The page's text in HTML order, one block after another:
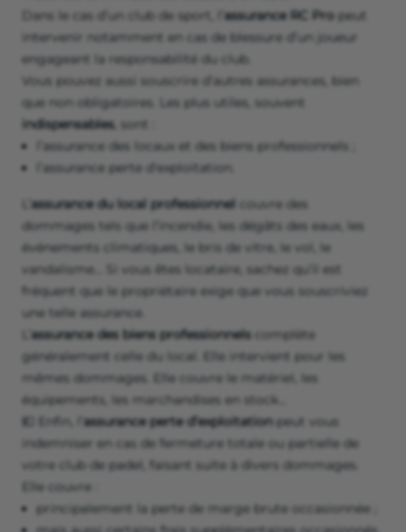
Dans le cas d’un club de sport, l’ assurance RC Pro peut
intervenir notamment en cas de blessure d’un joueur
engageant la responsabilité du club.
Vous pouvez aussi souscrire d’autres assurances, bien
que non obligatoires. Les plus utiles, souvent
indispensables, sont :
l’assurance des locaux et des biens professionnels ;
l’assurance perte d'exploitation.
assurance du local professionnel couvre des
dommages tels que l’incendie, les dégâts des eaux, les
événements climatiques, le bris de vitre, le vol, le
vandalisme… Si vous êtes locataire, sachez qu’il est
fréquent que le propriétaire exige que vous souscriviez
une telle assurance.
assurance des biens professionnels complète
généralement celle du local. Elle intervient pour les
mêmes dommages. Elle couvre le matériel, les
équipements, les marchandises en stock…
💶 Enfin, l’ assurance perte d’exploitation peut vous
indemniser en cas de fermeture totale ou partielle de
votre club de padel, faisant suite à divers dommages.
Elle couvre :
principalement la perte de marge brute occasionnée ;